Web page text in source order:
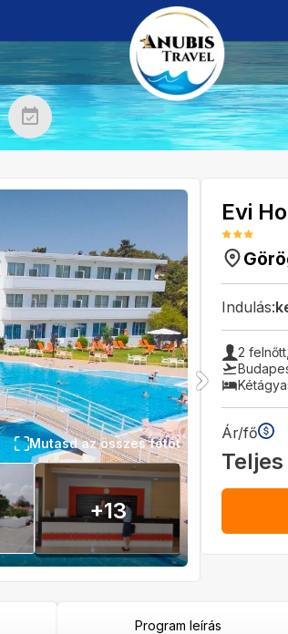
Mutasd az összes fotót
+13
Evi
Indulás:
2
Ár/fő
Program leírás